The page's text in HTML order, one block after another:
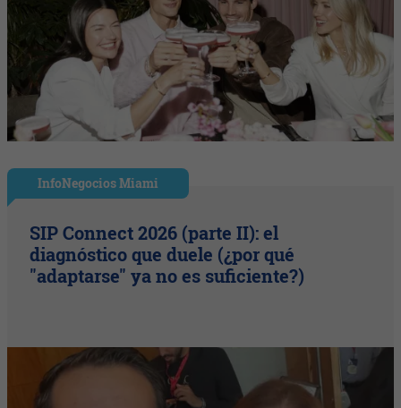
InfoNegocios Miami
SIP Connect 2026 (parte II): el
diagnóstico que duele (¿por qué
"adaptarse" ya no es suficiente?)